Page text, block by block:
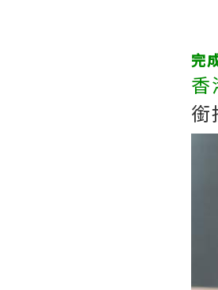
完
香
銜